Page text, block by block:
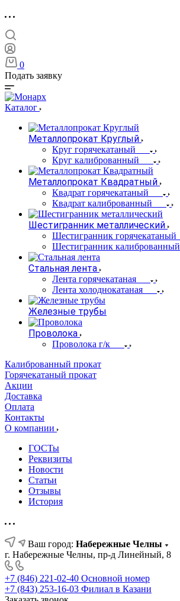
0
Подать заявку
Каталог
Металлопрокат Круглый
Круг горячекатаный
Круг калиброванный
Металлопрокат Квадратный
Квадрат горячекатаный
Квадрат калиброванный
Шестигранник металлический
Шестигранник горячекатаный
Шестигранник калиброванный
Стальная лента
Лента горячекатаная
Лента холоднокатаная
Железные трубы
Проволока
Проволока г/к
Калиброванный прокат
Горячекатаный прокат
Акции
Доставка
Оплата
Контакты
О компании
ГОСТы
Реквизиты
Новости
Статьи
Отзывы
История
Ваш город: Набережные Челны
г. Набережные Челны, пр-д Линейный, 8
+7 (846) 221-02-40 Основной номер
+7 (843) 253-16-03 Филиал в Казани